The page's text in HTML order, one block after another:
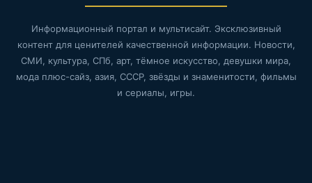
Информационный портал и мультисайт. Эксклюзивный
контент для ценителей качественной информации. Новости,
СМИ, культура, СПб, арт, тёмное искусство, девушки мира,
мода плюс-сайз, азия, СССР, звёзды и знаменитости, фильмы
и сериалы, игры.